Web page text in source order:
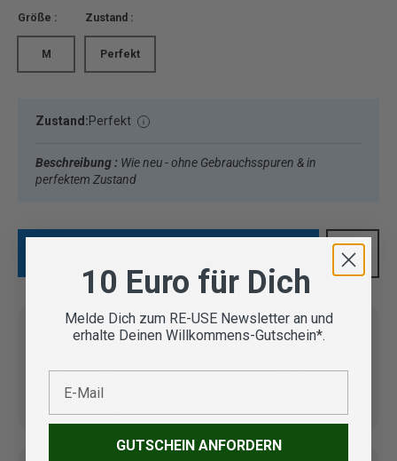
Größe :
M
Zustand :
Perfekt
Zustand:Perfekt
Beschreibung : Wie neu - ohne Gebrauchsspuren & in
perfektem Zustand
Vom Outdoor Spezialisten
geprüfte Second Hand
10 Euro für Dich
Melde Dich zum RE-USE Newsletter an und
erhalte Deinen Willkommens-Gutschein*.
GUTSCHEIN ANFORDERN